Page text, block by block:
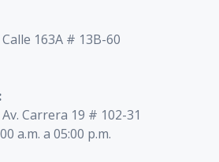
163A # 13B-60
Carrera 19 # 102-31
a.m. a 05:00 p.m.